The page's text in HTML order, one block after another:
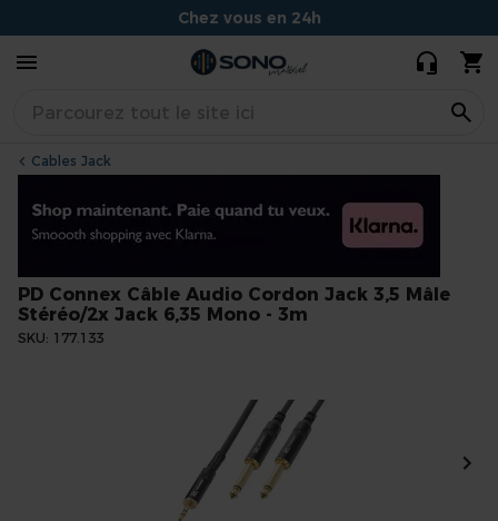
Chez vous en 24h
Conseils experts et souriants
Situé à Dijon
Cables Jack
3,5 Mâle
Stéréo/2x
PD Connex Câble Audio Cordon Jack 3,5 Mâle
Stéréo/2x Jack 6,35 Mono - 3m
SKU 177.133